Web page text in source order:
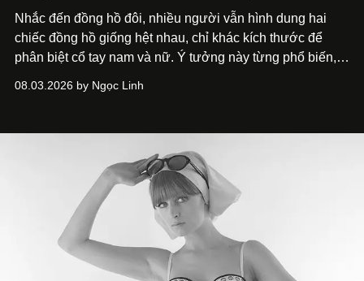
Nhắc đến đồng hồ đôi, nhiều người vẫn hình dung hai
chiếc đồng hồ giống hệt nhau, chỉ khác kích thước để
phân biệt cổ tay nam và nữ. Ý tưởng này từng phổ biến,
khá rập khuôn. Nói lời tạm biết hai phiên bản nam nữ
mải miết tìm kiếm sự đồng nhất tuyệt đối. Họ để những
đường nét, tỷ lệ và bảng màu nối liền hai thiết kế, dù mỗi
phiên bản vẫn mang linh hồn riêng.
08.03.2026 by Ngọc Linh